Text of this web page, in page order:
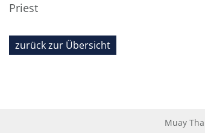
Priest
zurück zur Übersicht
Muay